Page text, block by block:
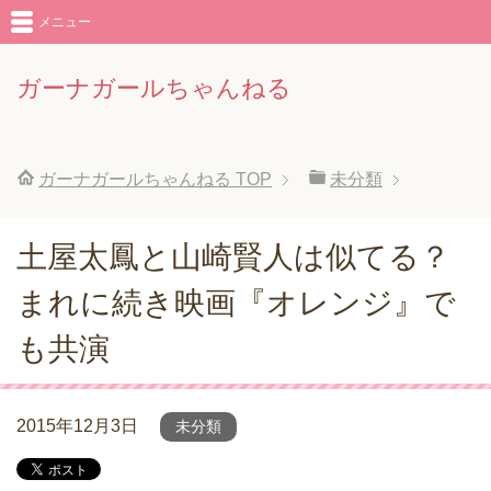
ガーナガールちゃんねる
メニュー
ガーナガールちゃんねる TOP 未分類
土屋太鳳と山崎賢人は似てる？
まれに続き映画『オレンジ』で
も共演
2015年12月3日 未分類